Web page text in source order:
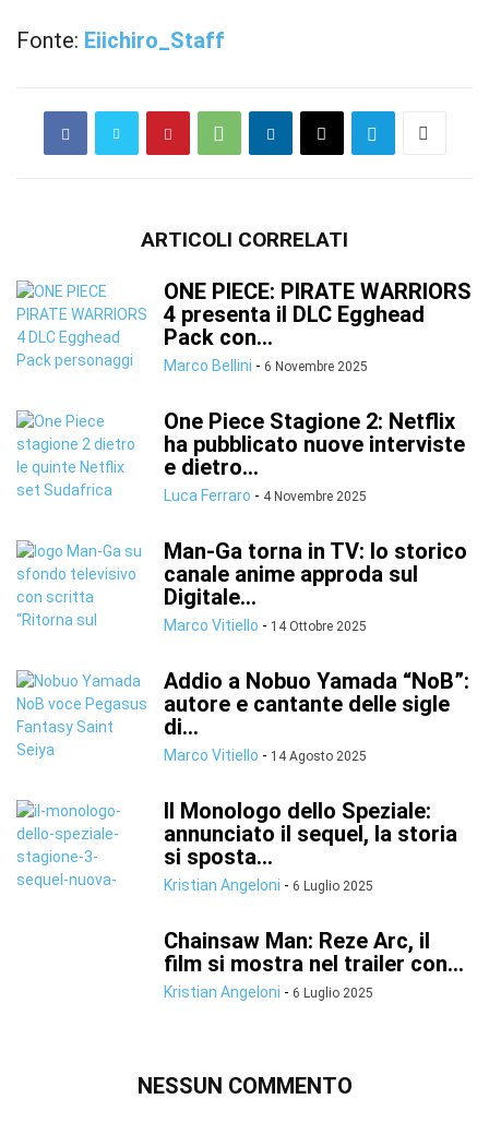
Fonte: Eiichiro_Staff
ARTICOLI CORRELATI
ONE PIECE: PIRATE WARRIORS
4 presenta il DLC Egghead
Pack con...
Marco Bellini - 6 Novembre 2025
One Piece Stagione 2: Netflix
ha pubblicato nuove interviste
e dietro...
Luca Ferraro - 4 Novembre 2025
Man-Ga torna in TV: lo storico
canale anime approda sul
Digitale...
Marco Vitiello - 14 Ottobre 2025
Addio a Nobuo Yamada “NoB”:
autore e cantante delle sigle
di...
Marco Vitiello - 14 Agosto 2025
Il Monologo dello Speziale:
annunciato il sequel, la storia
si sposta...
Kristian Angeloni - 6 Luglio 2025
Chainsaw Man: Reze Arc, il
film si mostra nel trailer con...
Kristian Angeloni - 6 Luglio 2025
NESSUN COMMENTO